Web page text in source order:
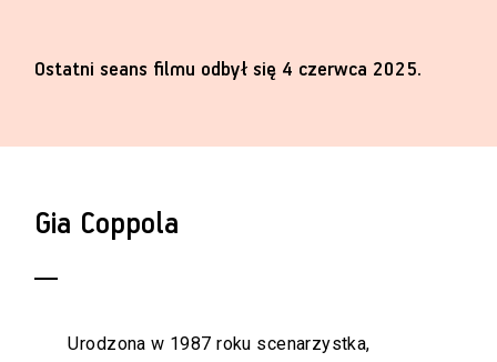
Ostatni seans filmu odbył się 4 czerwca 2025.
Gia Coppola
Urodzona w 1987 roku scenarzystka,